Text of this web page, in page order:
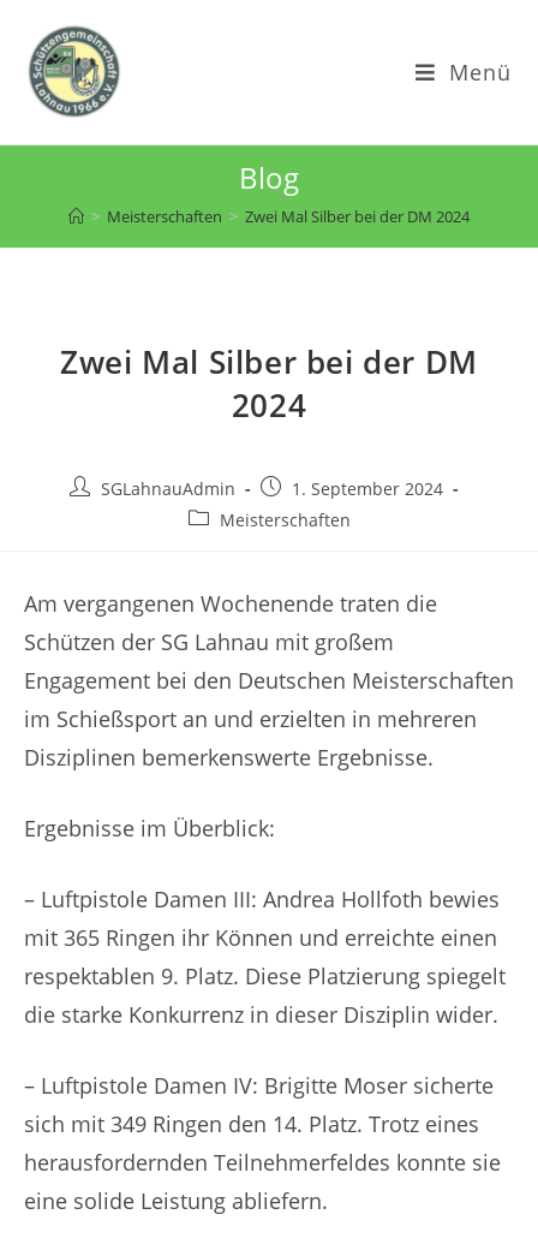
Inhalt
springen
Menü
Blog
> Meisterschaften > Zwei Mal Silber bei der DM 2024
Zwei Mal Silber bei der DM
2024
Beitrags-
SGLahnauAdmin
Beitrag
veröffentlicht:
1. September 2024
Beitrags-
Meisterschaften
Am vergangenen Wochenende traten die
Schützen der SG Lahnau mit großem
Engagement bei den Deutschen Meisterschaften
im Schießsport an und erzielten in mehreren
Disziplinen bemerkenswerte Ergebnisse.
Ergebnisse im Überblick:
– Luftpistole Damen III: Andrea Hollfoth bewies
mit 365 Ringen ihr Können und erreichte einen
respektablen 9. Platz. Diese Platzierung spiegelt
die starke Konkurrenz in dieser Disziplin wider.
– Luftpistole Damen IV: Brigitte Moser sicherte
sich mit 349 Ringen den 14. Platz. Trotz eines
herausfordernden Teilnehmerfeldes konnte sie
eine solide Leistung abliefern.